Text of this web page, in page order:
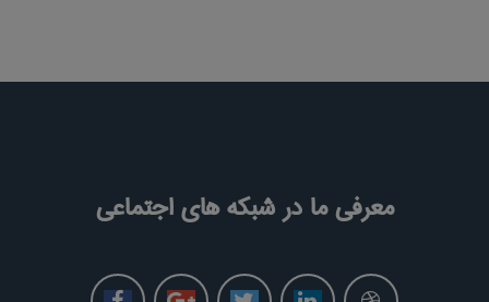
معرفی ما در شبکه های اجتماعی